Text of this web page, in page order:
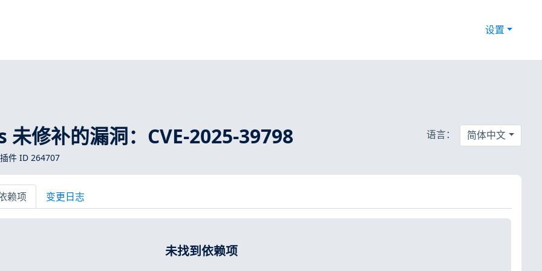
设置
修补的漏洞：CVE-2025-39798
件 ID 264707
语言： 简体中文
赖项 变更日志
未找到依赖项